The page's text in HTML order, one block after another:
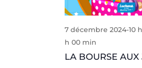
LA BOURSE AUX
7 décembre 2024-10
h 00 min